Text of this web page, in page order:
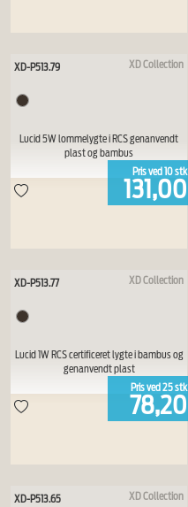
XD Collection
XD-P513.79
Lucid 5W lommelygte i RCS genanvendt
plast og bambus
Pris ved 10stk
131,00
XD Collection
XD-P513.77
Lucid 1W RCS certificeret lygte i bambus og
genanvendt plast
Pris ved 25stk
78,20
XD Collection
XD-P513.65